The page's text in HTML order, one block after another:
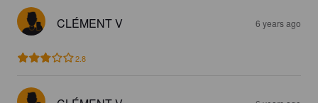
CLÉMENT V 6 years ago
2.8